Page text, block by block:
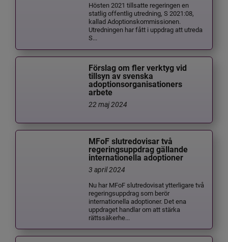
Hösten 2021 tillsatte regeringen en
statlig offentlig utredning, S 2021:08,
kallad Adoptionskommissionen.
Utredningen har fått i uppdrag att utreda
S...
Förslag om fler verktyg vid
tillsyn av svenska
adoptionsorganisationers
arbete
22 maj 2024
MFoF slutredovisar två
regeringsuppdrag gällande
internationella adoptioner
3 april 2024
Nu har MFoF slutredovisat ytterligare två
regeringsuppdrag som berör
internationella adoptioner. Det ena
uppdraget handlar om att stärka
rättssäkerhe...